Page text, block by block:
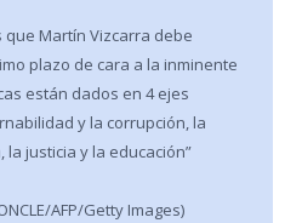
que Martín Vizcarra debe
plazo de cara a la inminente
están dados en 4 ejes
y la corrupción, la
justicia y la educación”
AFP/Getty Images)